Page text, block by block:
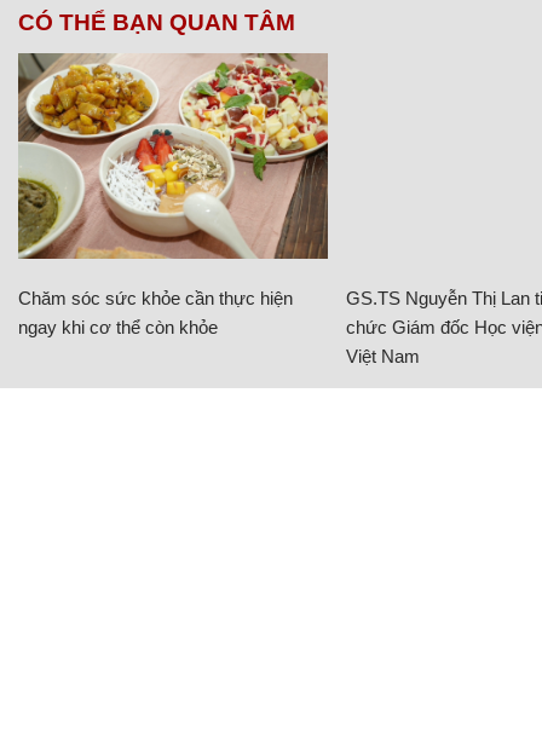
CÓ THỂ BẠN QUAN TÂM
Chăm sóc sức khỏe cần thực hiện
ngay khi cơ thể còn khỏe
GS.TS Nguyễn Thị Lan
chức Giám đốc Học
Việt Nam